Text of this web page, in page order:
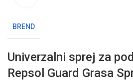
BREND
Univerzalni sprej za
Repsol Guard Grasa